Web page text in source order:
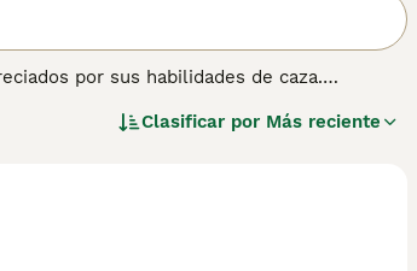
por sus habilidades de caza.
les ve trabajando en parejas, por lo que
Clasificar por Más reciente